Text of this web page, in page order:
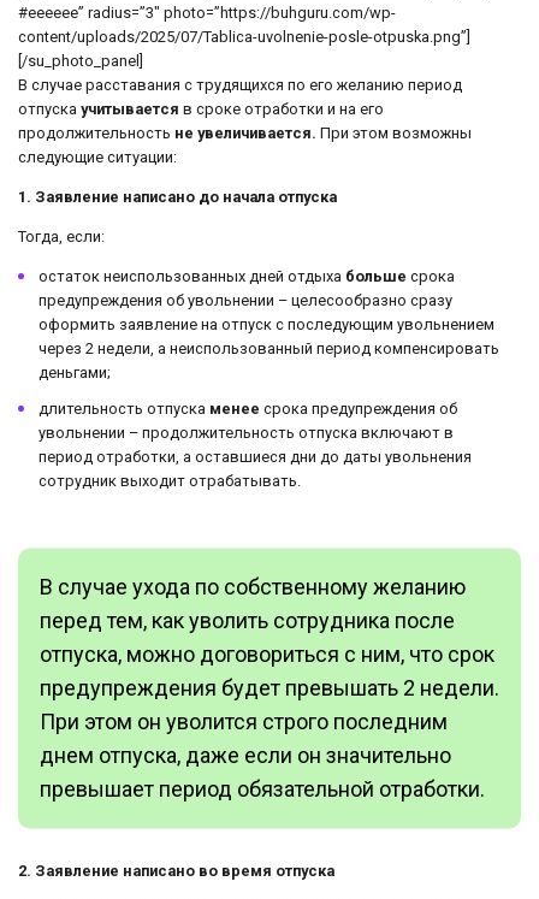
#eeeeee” radius=”3″ photo=”https://buhguru.com/wp-
content/uploads/2025/07/Tablica-uvolnenie-posle-otpuska.png”]
[/su_photo_panel]
В случае расставания с трудящихся по его желанию период
отпуска учитывается в сроке отработки и на его
продолжительность не увеличивается. При этом возможны
следующие ситуации:
1. Заявление написано до начала отпуска
Тогда, если:
остаток неиспользованных дней отдыха больше срока
предупреждения об увольнении – целесообразно сразу
оформить заявление на отпуск с последующим увольнением
через 2 недели, а неиспользованный период компенсировать
деньгами;
длительность отпуска менее срока предупреждения об
увольнении – продолжительность отпуска включают в
период отработки, а оставшиеся дни до даты увольнения
сотрудник выходит отрабатывать.
В случае ухода по собственному желанию
перед тем, как уволить сотрудника после
отпуска, можно договориться с ним, что срок
предупреждения будет превышать 2 недели.
При этом он уволится строго последним
днем отпуска, даже если он значительно
превышает период обязательной отработки.
2. Заявление написано во время отпуска